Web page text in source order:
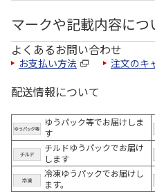
マークや記載内容につ
よくあるお問い合わせ
お支払い方法 注文のキ
配送情報について
ゆうパック等でお届けしま
す
チルドゆうパックでお届け
します
冷凍ゆうパックでお届けし
ます。